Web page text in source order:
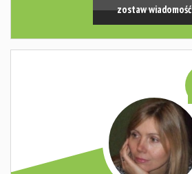
zostaw wiadomość